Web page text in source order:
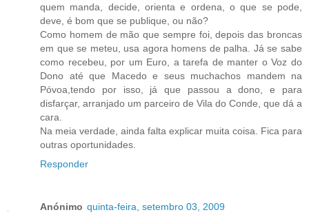
quem manda, decide, orienta e ordena, o que se pode,
deve, é bom que se publique, ou não?
Como homem de mão que sempre foi, depois das broncas
em que se meteu, usa agora homens de palha. Já se sabe
como recebeu, por um Euro, a tarefa de manter o Voz do
Dono até que Macedo e seus muchachos mandem na
Póvoa,tendo por isso, já que passou a dono, e para
disfarçar, arranjado um parceiro de Vila do Conde, que dá a
cara.
Na meia verdade, ainda falta explicar muita coisa. Fica para
outras oportunidades.
Responder
Anónimo quinta-feira, setembro 03, 2009